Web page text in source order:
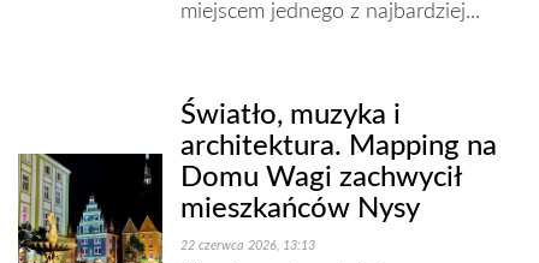
miejscem jednego z najbardziej...
Światło, muzyka i
architektura. Mapping na
Domu Wagi zachwycił
mieszkańców Nysy
22 czerwca 2026, 13:13